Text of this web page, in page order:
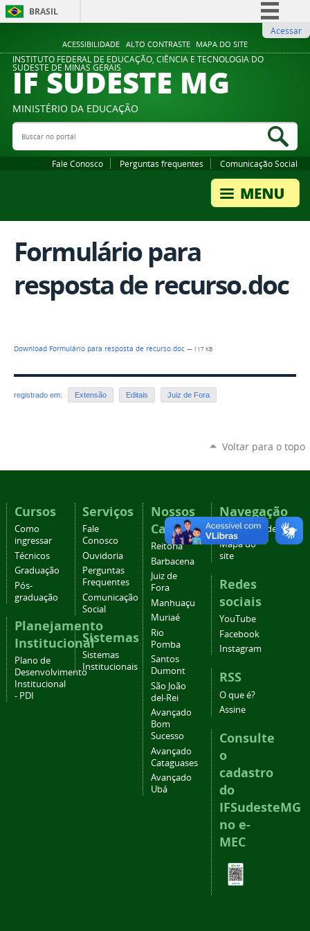
ACESSIBILIDADE ALTO CONTRASTE MAPA DO SITE
BRASIL
Comunica BR
Participe
Legislação
Acessar
INSTITUTO FEDERAL DE EDUCAÇÃO, CIÊNCIA E TECNOLOGIA DO
SUDESTE DE MINAS GERAIS
IF SUDESTE MG
MINISTÉRIO DA EDUCAÇÃO
Buscar no portal
Fale Conosco Perguntas frequentes Comunicação Social
Formulário para
resposta de recurso.doc
Download Formulário para resposta de recurso.doc — 117 KB
registrado em: Extensão Editais Juiz de Fora
Voltar para o topo
Cursos
Como
ingressar
Técnicos
Graduação
Pós-
graduação
Planejamento
Institucional
Plano de
Desenvolvimento
Institucional
- PDI
Serviços
Fale
Conosco
Ouvidoria
Perguntas
Frequentes
Comunicação
Social
Sistemas
Sistemas
Institucionais
Nossos
Campi
Reitoria
Barbacena
Juiz de
Fora
Manhuaçu
Muriaé
Rio
Pomba
Santos
Dumont
São João
del-Rei
Avançado
Bom
Sucesso
Avançado
Cataguases
Avançado
Ubá
Navegação
Acessibilidade
Mapa do
site
Redes
sociais
YouTube
Facebook
Instagram
RSS
O que é?
Assine
Consulte
o
cadastro
do
IFSudesteMG
no e-
MEC